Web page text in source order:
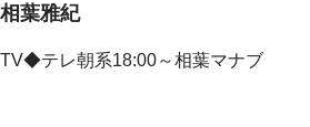
相葉雅紀
TV◆テレ朝系18:00～相葉マナブ